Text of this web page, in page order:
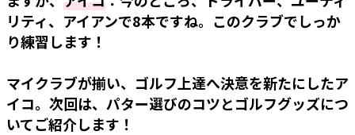
リティ、アイアンで8本ですね。このクラブでしっか
り練習します！
マイクラブが揃い、ゴルフ上達へ決意を新たにしたア
イコ。次回は、パター選びのコツとゴルフグッズにつ
いてご紹介します！